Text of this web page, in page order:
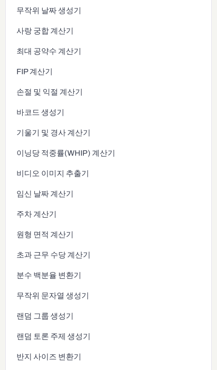
무작위 날짜 생성기
사랑 궁합 계산기
최대 공약수 계산기
FIP 계산기
손절 및 익절 계산기
바코드 생성기
기울기 및 경사 계산기
이닝당 적중률(WHIP) 계산기
비디오 이미지 추출기
임신 날짜 계산기
주차 계산기
원형 면적 계산기
초과 근무 수당 계산기
분수 백분율 변환기
무작위 문자열 생성기
랜덤 그룹 생성기
랜덤 토론 주제 생성기
반지 사이즈 변환기